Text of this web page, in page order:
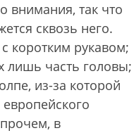
внимания, так что
сквозь него.
коротким рукавом;
лишь часть головы;
из-за которой
в